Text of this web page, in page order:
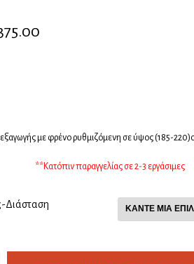
με φρένο ρυθμιζόμενη σε ύψος (185-
**Κατόπιν παραγγελίας σε 2-3 εργάσιμες
Διάσταση